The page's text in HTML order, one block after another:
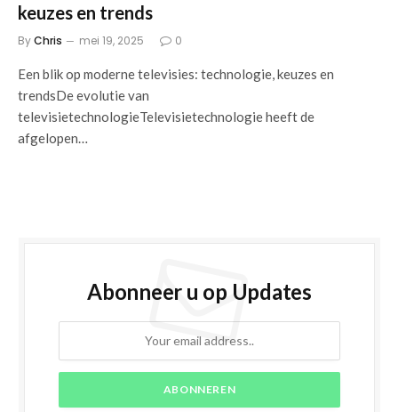
keuzes en trends
ByChris mei 19, 2025 0
Een blik op moderne televisies: technologie, keuzes en
trendsDe evolutie van
televisietechnologieTelevisietechnologie heeft de
afgelopen…
Abonneer u op Updates